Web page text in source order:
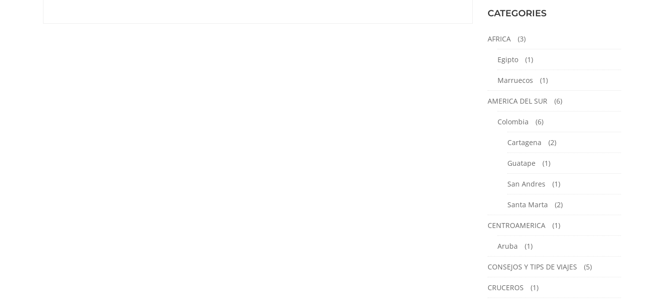
CATEGORIES
AFRICA (3)
Egipto (1)
Marruecos (1)
AMERICA DEL SUR (6)
Colombia (6)
Cartagena (2)
Guatape (1)
San Andres (1)
Santa Marta (2)
CENTROAMERICA (1)
Aruba (1)
CONSEJOS Y TIPS DE VIAJES (5)
CRUCEROS (1)